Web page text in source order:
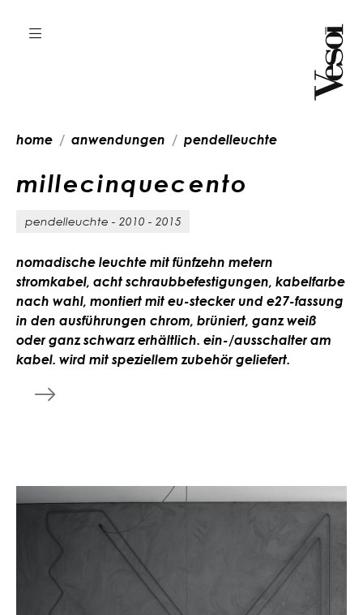
home anwendungen pendelleuchte
millecinquecento
pendelleuchte - 2010 - 2015
nomadische leuchte mit fünfzehn metern
stromkabel, acht schraubbefestigungen, kabelfarbe
nach wahl, montiert mit eu-stecker und e27-fassung
in den ausführungen chrom, brüniert, ganz weiß
oder ganz schwarz erhältlich. ein-/ausschalter am
kabel. wird mit speziellem zubehör geliefert.